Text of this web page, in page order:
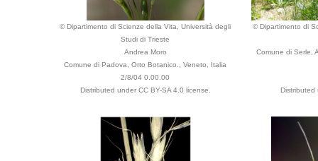
© Dipartimento di Scienze della Vita, Università degli
Studi di Trieste
Andrea Moro
Comune di Padova, Orto Botanico., Veneto, Italia
2/8/04 0.00.00
Distributed under CC BY-SA 4.0 license.
© Dipartimento di
Comune di Serle,
Distributed